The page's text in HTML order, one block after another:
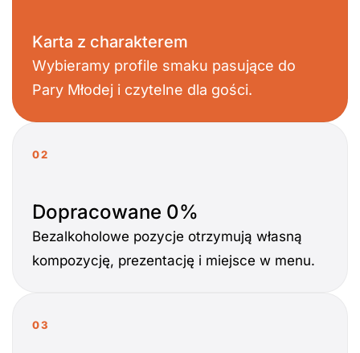
Karta z charakterem
Wybieramy profile smaku pasujące do
Pary Młodej i czytelne dla gości.
02
Dopracowane 0%
Bezalkoholowe pozycje otrzymują własną
kompozycję, prezentację i miejsce w menu.
03